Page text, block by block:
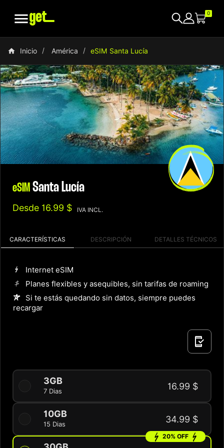
 0
Inicio América eSIM Santa Lucía
eSIM Santa Lucía
Desde 16.99 $ IVA INCL.
CARACTERÍSTICAS DESCRIPCIÓN DETALLES TÉCNICOS
Internet eSIM
Planes flexibles y asequibles, sin tarifas de roaming
Si te estás quedando sin datos, siempre puedes
recargar
3GB
7 Dias 16.99 $
10GB
15 Dias 34.99 $
20% OFF